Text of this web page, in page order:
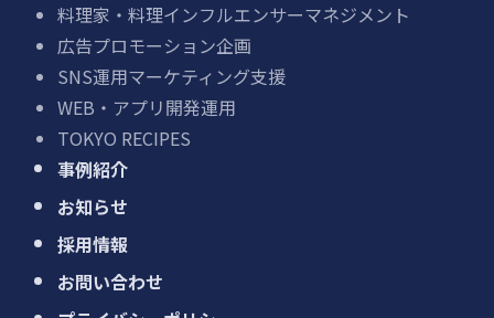
料理家・料理インフルエンサーマネジメント
広告プロモーション企画
SNS運用マーケティング支援
WEB・アプリ開発運用
TOKYO RECIPES
事例紹介
お知らせ
採用情報
お問い合わせ